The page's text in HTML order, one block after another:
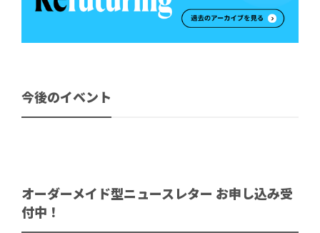
今後のイベント
オーダーメイド型ニュースレター お申し込み受
付中！